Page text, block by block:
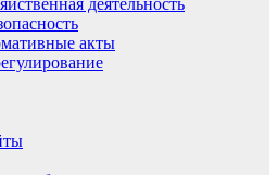
деятельность
акты